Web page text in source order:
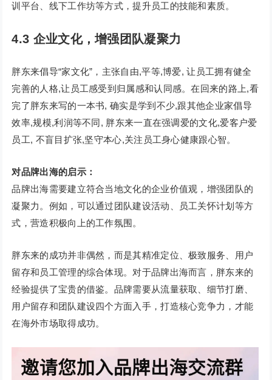
训平台、线下工作坊等方式，提升员工的技能和素质。
4.3 企业文化，增强团队凝聚力
胖东来倡导“家文化”，主张自由,平等,博爱, 让员工拥有健全
完善的人格,让员工感受到归属感和认同感。在回来的路上,看
完了胖东来写的一本书, 确实是学到不少,跟其他企业家倡导
效率,规模,利润等不同, 胖东来一直在强调爱的文化,爱客户爱
员工, 不盲目扩张,坚守本心,关注员工身心健康跟心智。
对品牌出海的启示：
品牌出海需要建立符合当地文化的企业价值观，增强团队的
凝聚力。例如，可以通过团队建设活动、员工关怀计划等方
式，营造积极向上的工作氛围。
胖东来的成功并非偶然，而是其精准定位、极致服务、用户
留存和员工管理的综合体现。对于品牌出海而言，胖东来的
经验提供了宝贵的借鉴。品牌需要从流量获取、细节打磨、
用户留存和团队建设四个方面入手，打造核心竞争力，才能
在海外市场取得成功。